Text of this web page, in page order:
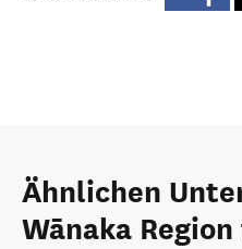
Ähnlichen
Wānaka